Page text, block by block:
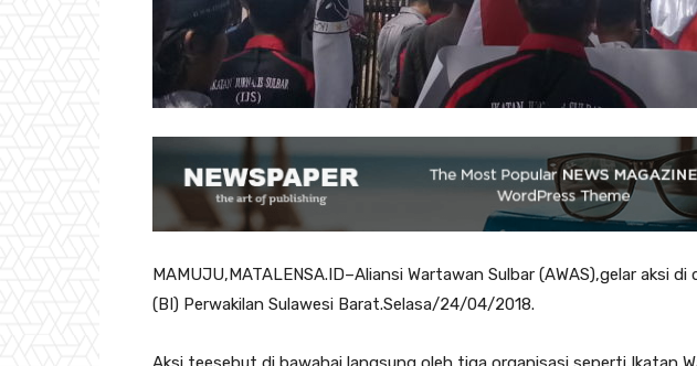
MAMUJU,MATALENSA.ID–Aliansi Wartawan Sulbar (AWAS),gelar aksi
(BI) Perwakilan Sulawesi Barat.Selasa/24/04/2018.